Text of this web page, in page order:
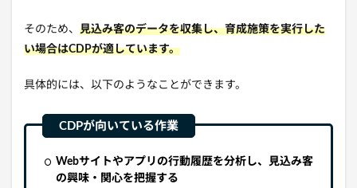
そのため、 見込み客のデータを収集し、育成施策を実行した
い場合はCDPが適しています。
具体的には、 以下のようなことができます。
Webサイトやアプリの行動履歴を分析し、見込み客
の興味・関心を把握する